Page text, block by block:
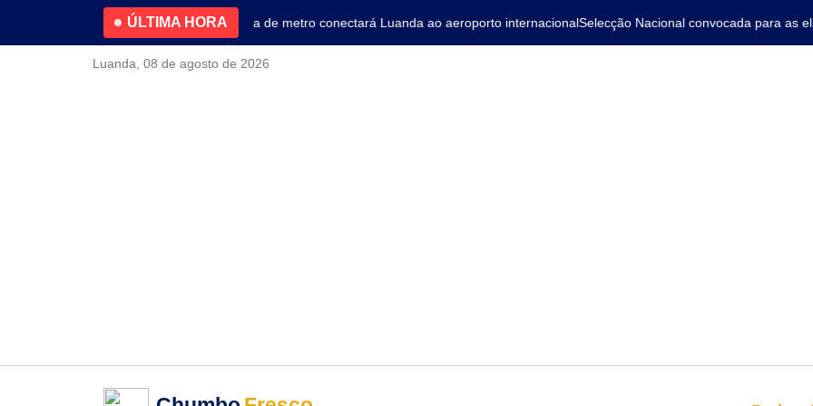
ÚLTIMA HORA
4.2% no primeiro trimestre Nova linha de metro conectará Luanda ao aeroporto internacionalSelecção Nacional convocada para as
Luanda, 08 de agosto de 2026